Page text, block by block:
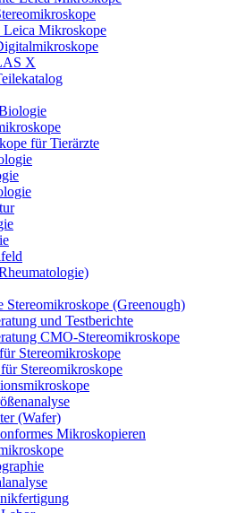
Leica Mikroskope
X
für Tierärzte
Stereomikroskope (Greenough)
und Testberichte
CMO-Stereomikroskope
Stereomikroskope
Stereomikroskope
(Wafer)
Mikroskopieren